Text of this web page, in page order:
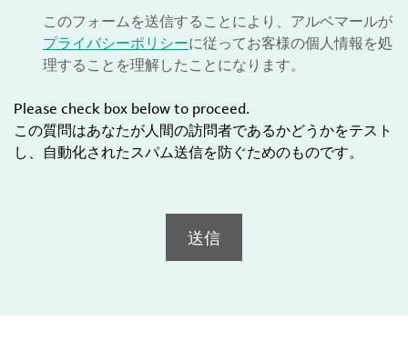
このフォームを送信することにより、アルベマールが
プライバシーポリシーに従ってお客様の個人情報を処
理することを理解したことになります。
Please check box below to proceed.
この質問はあなたが人間の訪問者であるかどうかをテスト
し、自動化されたスパム送信を防ぐためのものです。
送信